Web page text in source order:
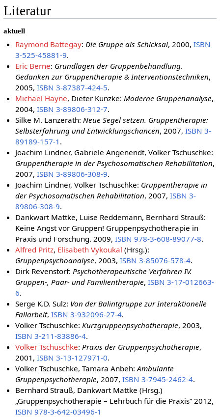
Literatur
aktuell
Raymond Battegay: Die Gruppe als Schicksal, 2000,ISBN
3-525-45881-9.
Eric Berne: Grundlagen der Gruppenbehandlung.
Gedanken zur Gruppentherapie & Interventionstechniken,
2005,ISBN 3-87387-424-5.
Michael Hayne, Dieter Kunzke: Moderne Gruppenanalyse,
2004,ISBN 3-89806-312-7.
Silke M. Lanzerath: Neue Segel setzen. Gruppentherapie:
Selbsterfahrung und Entwicklungschancen, 2007,ISBN 3-
89189-157-1 .
Joachim Lindner, Gabriele Angenendt, Volker Tschuschke:
Gruppentherapie in der Psychosomatischen Rehabilitation,
2007,ISBN 3-89806-308-9.
Joachim Lindner, Volker Tschuschke: Gruppentherapie in
der Psychosomatischen Rehabilitation, 2007,ISBN 3-
89806-308-9.
Dankwart Mattke, Luise Reddemann, Bernhard Strauß:
Keine Angst vor Gruppen! Gruppenpsychotherapie in
Praxis und Forschung. 2009,ISBN 978-3-608-89077-8.
Alfred Pritz, Elisabeth Vykoukal (Hrsg.):
Gruppenpsychoanalyse, 2003,ISBN 3-85076-578-4.
Dirk Revenstorf: Psychotherapeutische Verfahren IV.
Gruppen-, Paar- und Familientherapie,ISBN 3-17-012663-
6.
Serge K.D. Sulz: Von der Balintgruppe zur Interaktionelle
Fallarbeit,ISBN 3-932096-27-4.
Volker Tschuschke: Kurzgruppenpsychotherapie, 2003,
ISBN 3-211-83886-4.
Volker Tschuschke: Praxis der Gruppenpsychotherapie,
2001,ISBN 3-13-127971-0.
Volker Tschuschke, Tamara Anbeh:Ambulante
Gruppenpsychotherapie, 2007,ISBN 3-7945-2462-4.
Bernhard Strauß, Dankwart Mattke (Hrsg.)
„Gruppenpsychotherapie – Lehrbuch für die Praxis“ 2012,
ISBN 978-3-642-03496-1